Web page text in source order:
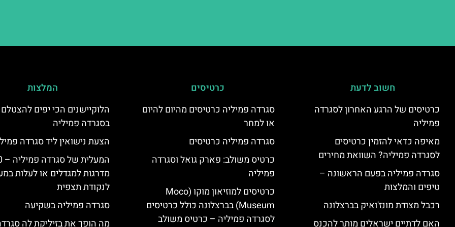
חשוב לדעת
כרטיסים של הרגע האחרון לסגרדה
פמיליה
מאיפה כדאי להזמין כרטיסים
לסגרדה פמיליה? השוואת מחירים
סגרדה פמיליה בפעם הראשונה –
טיפים והמלצות
רכבל מצודת מונז'ואיק בברצלונה
האם לדתיים ישראלים מותר להכנס
כרטיסים
סגרדה פמיליה כרטיסים מהיום להיום
או למחר
סגרדה פמיליה כרטיסים
כרטיס משולב: פארק גואל וסגרדה
פמיליה
כרטיסים למוזיאון מוקו (Moco
Museum) בברצלונה כולל כרטיסים
לסגרדה פמיליה – כרטיס משולב
המלצות
הלוקיישנים הכי יפים להצטלם
בסגרדה פמיליה
הצעת נישואין ליד סגרדה
מדרגות למגדלים או לעלות
לנקודת תצפית
סגרדה פמיליה בשקיעה
מה הופך את בזיליקת לה